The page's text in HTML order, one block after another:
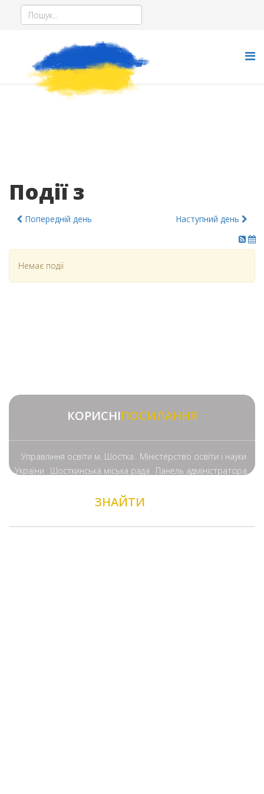
Події з
Попередній день Наступний день
Немає події
КОРИСНІПОСИЛАННЯ
Управління освіти м. Шостка
Міністерство освіти і науки
України
Шосткинська міська рада Панель адміністратора
ЗНАЙТИ